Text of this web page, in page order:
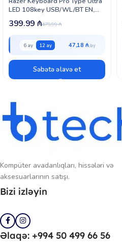
seçimidir.
LED 108key USB/WL/BT EN,
white (RZ03-04110100-R3M1)
479.99₼
399.99 ₼
6 ay 12 ay 47,18 ₼
Səbətə əlavə et
Kompüter avadanlıqları, hissələri və
aksesuarlarının satışı.
Bizi izləyin
Əlaqə: +994 50 499 66 56